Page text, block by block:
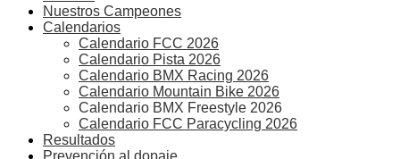
Nuestros Campeones
Calendarios
Calendario FCC 2026
Calendario Pista 2026
Calendario BMX Racing 2026
Calendario Mountain Bike 2026
Calendario BMX Freestyle 2026
Calendario FCC Paracycling 2026
Resultados
Prevención al dopaje